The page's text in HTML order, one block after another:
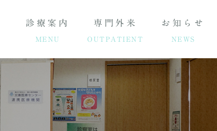
診療案内
MENU
専門外来
OUTPATIENT
お知らせ
NEWS